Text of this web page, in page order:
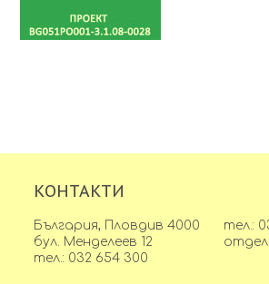
КОНТАКТИ
България, Пловдив 4000
бул. Менделеев 12
тел.: 032 654 300
тел.: 032 654 250 - Учебен
отдел